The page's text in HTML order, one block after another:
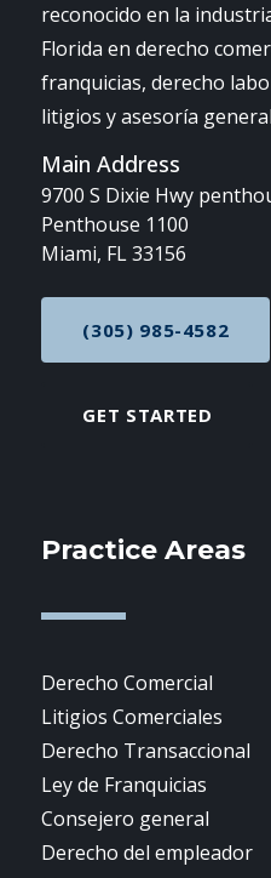
reconocido en la
Florida en derecho
franquicias, derecho
litigios y asesoría
Main Address
9700 S Dixie Hwy
Penthouse 1100
Miami, FL 33156
CALL NOW
(305) 985-4582
GET STARTED
Practice Areas
Derecho Comercial
Litigios Comerciales
Derecho Transaccional
Ley de Franquicias
Consejero general
Derecho del empleador